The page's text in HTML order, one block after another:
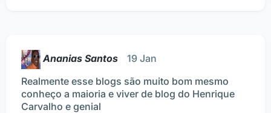
Ananias Santos
19 Jan
Realmente esse blogs são muito bom mesmo
conheço a maioria e viver de blog do Henrique
Carvalho e genial